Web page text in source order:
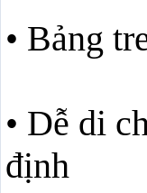
• Bảng
• Dễ di
định